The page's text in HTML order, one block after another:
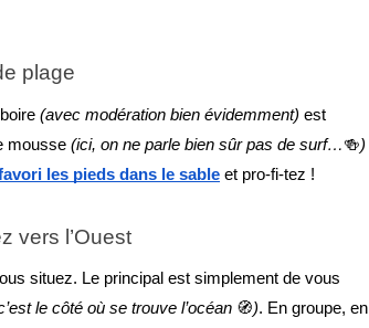
plage
(avec modération bien évidemment) est
mousse (ici, on ne parle bien sûr pas de surf…🍻)
les pieds dans le sable et pro-fi-tez !
vers l’Ouest
situez. Le principal est simplement de vous
le côté où se trouve l’océan 🧭). En groupe, en